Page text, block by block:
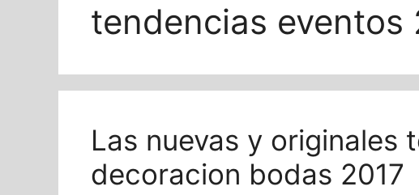
tendencias eventos
Las nuevas y originales
decoracion bodas 2017